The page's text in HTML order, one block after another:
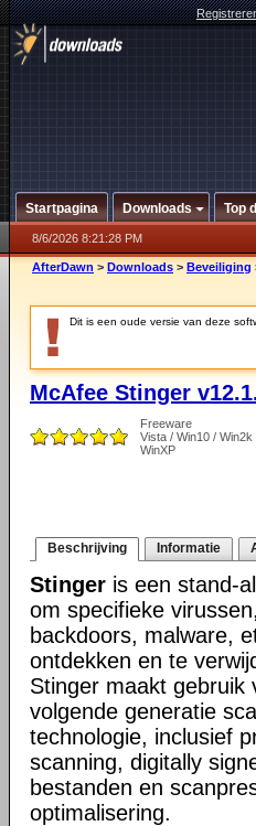
Startpagina Downloads Top
8/6/2026 8:21:28 PM
AfterDawn > Downloads > Beveiliging
Dit is een oude versie van deze
McAfee Stinger
Freeware
Vista / Win10 / Win2k
WinXP
Beschrijving Informatie
Stinger is een stand-
om specifieke virussen,
backdoors, malware,
ontdekken en te
Stinger maakt gebruik
volgende generatie
technologie, inclusief
scanning, digitally
bestanden en
optimalisering.